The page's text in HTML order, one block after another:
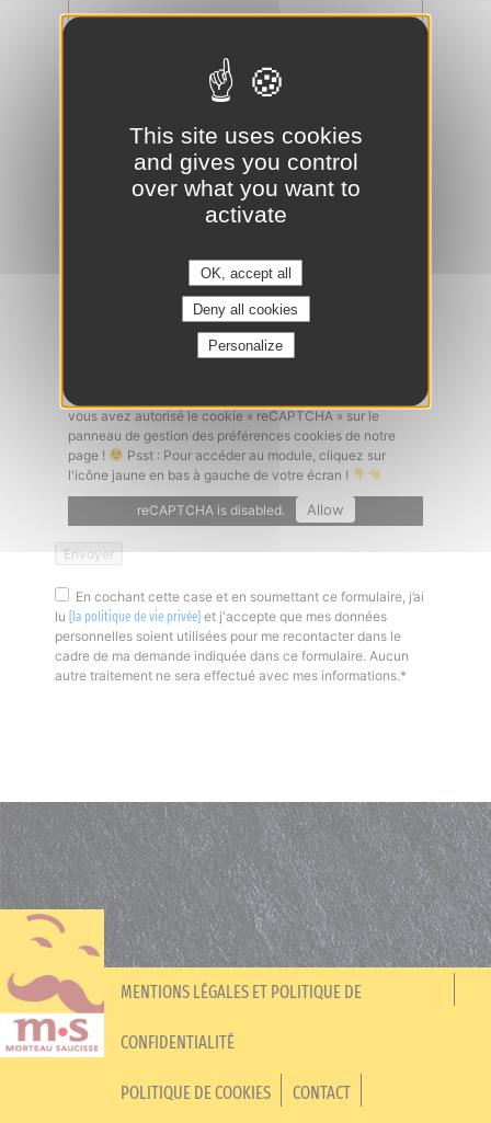
Ajouter un CV*
Un problème à l'envoi de votre candidature ? Vérifiez que
vous avez autorisé le cookie « reCAPTCHA » sur le
panneau de gestion des préférences cookies de notre
page !
Psst : Pour accéder au module, cliquez sur
l'icône jaune en bas à gauche de votre écran !
reCAPTCHA is disabled. Allow
En cochant cette case et en soumettant ce formulaire, j’ai
lu
[la politique de vie privée] et j'accepte que mes données
personnelles soient utilisées pour me recontacter dans le
cadre de ma demande indiquée dans ce formulaire. Aucun
autre traitement ne sera effectué avec mes informations.*
MENTIONS LÉGALES ET POLITIQUE DE
CONFIDENTIALITÉ
POLITIQUE DE COOKIES CONTACT
This site uses cookies
and gives you control
over what you want to
activate
OK, accept all
Deny all cookies
Personalize